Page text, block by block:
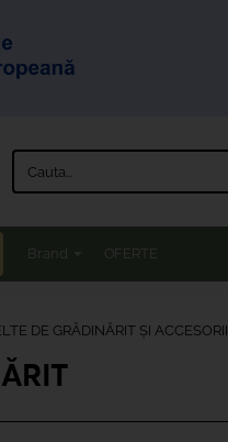
Cauta...
Brand OFERTE
DE GRĂDINĂRIT ȘI ACCESORII